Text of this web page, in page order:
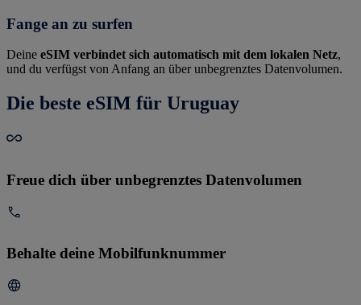
Fange an zu surfen
Deine eSIM verbindet sich automatisch mit dem lokalen Netz,
und du verfügst von Anfang an über unbegrenztes Datenvolumen.
Die beste eSIM für Uruguay
Freue dich über unbegrenztes Datenvolumen
Behalte deine Mobilfunknummer